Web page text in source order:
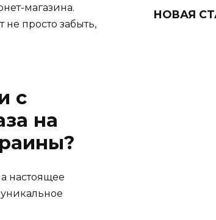
магазина.
просто забыть,
с
на
настоящее
НОВАЯ